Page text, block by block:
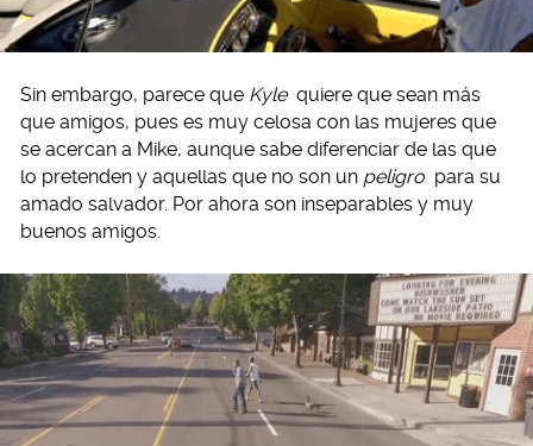
Sin embargo, parece que Kyle quiere que sean más
que amigos, pues es muy celosa con las mujeres que
se acercan a Mike, aunque sabe diferenciar de las que
lo pretenden y aquellas que no son un peligro para su
amado salvador. Por ahora son inseparables y muy
buenos amigos.